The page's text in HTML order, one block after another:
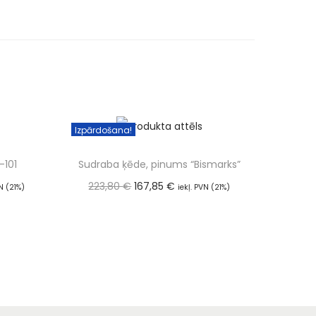
(21%)
Izpārdošana!
Sudraba ķēde, pinums “Bismarks”
223,80€ 167,85€ iekļ. PVN (21%)